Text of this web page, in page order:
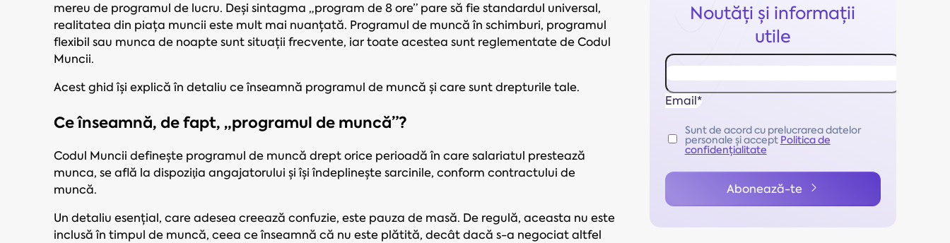
mereu de programul de lucru. Deși sintagma „program de 8 ore” pare să fie standardul universal,
realitatea din piața muncii este mult mai nuanțată. Programul de muncă în schimburi, programul
flexibil sau munca de noapte sunt situații frecvente, iar toate acestea sunt reglementate de Codul
Muncii.
Acest ghid își explică în detaliu ce înseamnă programul de muncă și care sunt drepturile tale.
Ce înseamnă, de fapt, „programul de muncă”?
Codul Muncii definește programul de muncă drept orice perioadă în care salariatul prestează
munca, se află la dispoziţia angajatorului şi îşi îndeplineşte sarcinile, conform contractului de
muncă.
Un detaliu esențial, care adesea creează confuzie, este pauza de masă. De regulă, aceasta nu este
inclusă în timpul de muncă, ceea ce înseamnă că nu este plătită, decât dacă s-a negociat altfel
Noutăți și informații
utile
Email*
Sunt de acord cu prelucrarea datelor
personale și accept Politica de
confidențialitate
Abonează-te